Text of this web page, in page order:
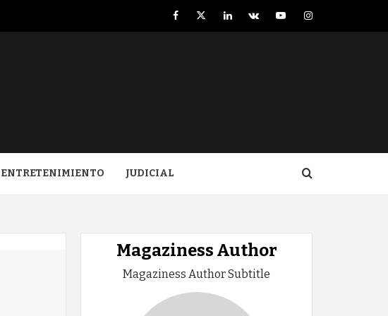
FacebookTwitterLinkedIn
VK YouTubeInstagram
ENTRETENIMIENTO JUDICIAL
Magaziness Author
Magaziness Author Subtitle